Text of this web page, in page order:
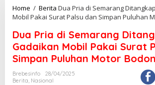
Home / Berita Dua Pria di Semarang
Mobil Pakai Surat Palsu dan Simpan Puluhan
Dua Pria di Semarang
Gadaikan Mobil Pakai Surat
Simpan Puluhan Motor
Brebesinfo
28/04/2025
Berita, Nasional